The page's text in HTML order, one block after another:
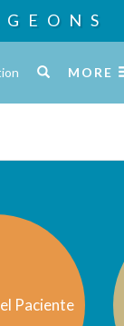
MORE
Paciente